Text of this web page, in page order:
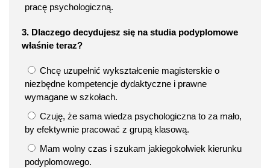
pracę psychologiczną.
3. Dlaczego decydujesz się na studia podyplomowe
właśnie teraz?
Chcę uzupełnić wykształcenie magisterskie o
niezbędne kompetencje dydaktyczne i prawne
wymagane w szkołach.
Czuję, że sama wiedza psychologiczna to za mało,
by efektywnie pracować z grupą klasową.
Mam wolny czas i szukam jakiegokolwiek kierunku
podyplomowego.